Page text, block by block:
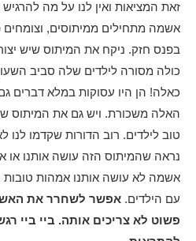
זאת המציאות ואין לנו על מה להרגיש
אשמה מתחילים ממיתוסים,
בפנס חזק. ניקח את המיתוס שיש
כולה מסורה לילדים שלה סביב
כאלה! הן היו עסוקות במלא דברים
האלה משכורת. ויש גם את המיתוס
טוב לילדים. רוב הדורות שקדמו לנו
נראה שהמיתוס הזה עושה אותנו או
אשמה לא עושה אותנו אמהות טובות
עם הילדים. אפשר לשחרר את
פשוט לא צריכים אותה. ביי ביי